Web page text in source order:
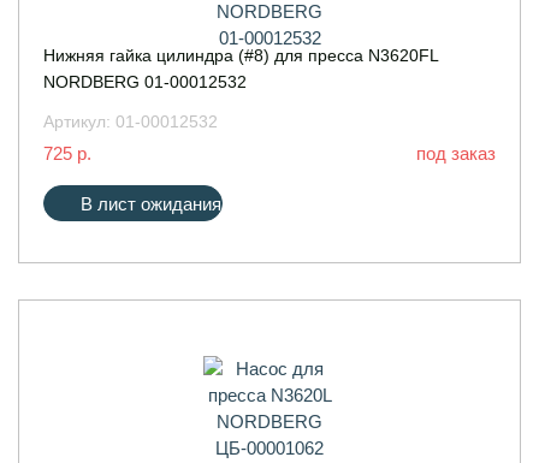
Нижняя гайка цилиндра (#8) для пресса N3620FL
NORDBERG 01-00012532
Артикул: 01-00012532
725 р. под заказ
В лист ожидания